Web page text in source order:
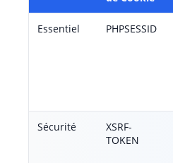
Essentiel PHPSESSID
Sécurité
XSRF-
TOKEN